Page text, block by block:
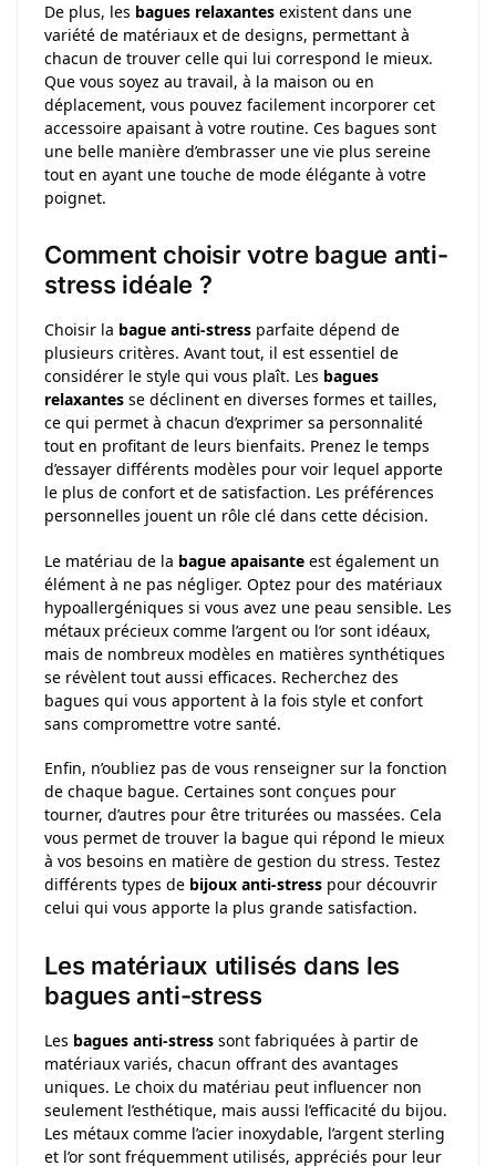
De plus, les bagues relaxantes existent dans une
variété de matériaux et de designs, permettant à
chacun de trouver celle qui lui correspond le mieux.
Que vous soyez au travail, à la maison ou en
déplacement, vous pouvez facilement incorporer cet
accessoire apaisant à votre routine. Ces bagues sont
une belle manière d’embrasser une vie plus sereine
tout en ayant une touche de mode élégante à votre
poignet.
Comment choisir votre bague anti-
stress idéale ?
Choisir la bague anti-stress parfaite dépend de
plusieurs critères. Avant tout, il est essentiel de
considérer le style qui vous plaît. Les bagues
relaxantes se déclinent en diverses formes et tailles,
ce qui permet à chacun d’exprimer sa personnalité
tout en profitant de leurs bienfaits. Prenez le temps
d’essayer différents modèles pour voir lequel apporte
le plus de confort et de satisfaction. Les préférences
personnelles jouent un rôle clé dans cette décision.
Le matériau de la bague apaisante est également un
élément à ne pas négliger. Optez pour des matériaux
hypoallergéniques si vous avez une peau sensible. Les
métaux précieux comme l’argent ou l’or sont idéaux,
mais de nombreux modèles en matières synthétiques
se révèlent tout aussi efficaces. Recherchez des
bagues qui vous apportent à la fois style et confort
sans compromettre votre santé.
Enfin, n’oubliez pas de vous renseigner sur la fonction
de chaque bague. Certaines sont conçues pour
tourner, d’autres pour être triturées ou massées. Cela
vous permet de trouver la bague qui répond le mieux
à vos besoins en matière de gestion du stress. Testez
différents types de bijoux anti-stress pour découvrir
celui qui vous apporte la plus grande satisfaction.
Les matériaux utilisés dans les
bagues anti-stress
Les bagues anti-stress sont fabriquées à partir de
matériaux variés, chacun offrant des avantages
uniques. Le choix du matériau peut influencer non
seulement l’esthétique, mais aussi l’efficacité du bijou.
Les métaux comme l’acier inoxydable, l’argent sterling
et l’or sont fréquemment utilisés, appréciés pour leur